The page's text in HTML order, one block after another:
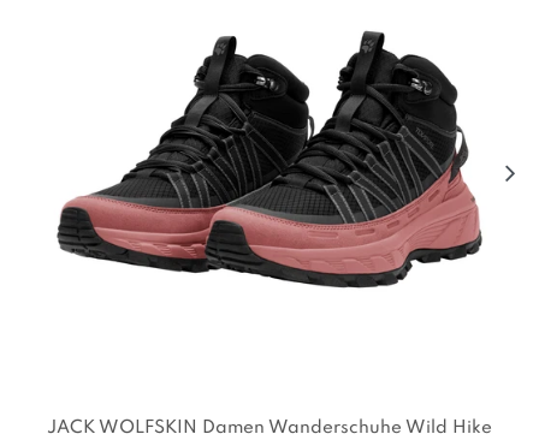
JACK WOLFSKIN Damen Wanderschuhe Wild Hike